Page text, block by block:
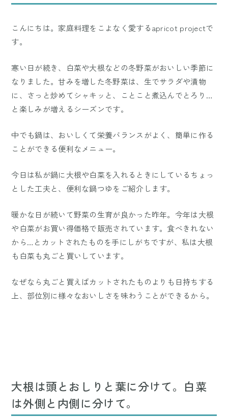
こんにちは。家庭料理をこよなく愛するapricot projectで
す。
寒い日が続き、白菜や大根などの冬野菜がおいしい季節に
なりました。甘みを増した冬野菜は、生でサラダや漬物
に、さっと炒めてシャキッと、ことこと煮込んでとろり…
と楽しみが増えるシーズンです。
中でも鍋は、おいしくて栄養バランスがよく、簡単に作る
ことができる便利なメニュー。
今日は私が鍋に大根や白菜を入れるときにしているちょっ
とした工夫と、便利な鍋つゆをご紹介します。
暖かな日が続いて野菜の生育が良かった昨年。今年は大根
や白菜がお買い得価格で販売されています。食べきれない
から…とカットされたものを手にしがちですが、私は大根
も白菜も丸ごと買いしています。
なぜなら丸ごと買えばカットされたものよりも日持ちする
上、部位別に様々なおいしさを味わうことができるから。
大根は頭とおしりと葉に分けて。白菜
は外側と内側に分けて。